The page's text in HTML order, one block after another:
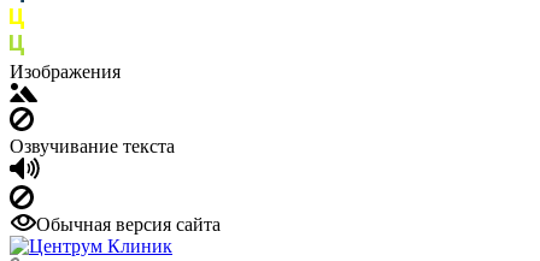
Изображения
Озвучивание текста
Обычная версия сайта